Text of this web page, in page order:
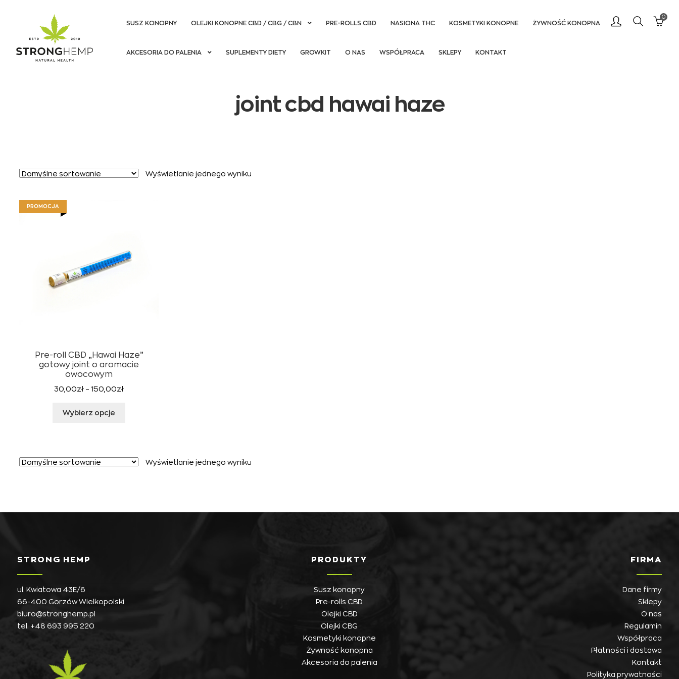
do
do
SUSZ KONOPNY OLEJKI KONOPNE CBD / CBG / CBN PRE-ROLLS CBD NASIONA THC KOSMETYKI KONOPNE ŻYWNOŚĆ KONOPNA
AKCESORIA DO PALENIA SUPLEMENTY DIETY GROWKIT O NAS WSPÓŁPRACA SKLEPY KONTAKT
0
joint cbd hawai haze
Wyświetlanie jednego wyniku
Pre-roll CBD „Hawai Haze”
gotowy joint o aromacie
owocowym
PROMOCJA
30,00zł – 150,00złZakres
Wybierz opcje
OpcjeWyświetlanie jednego wyniku
STRONG HEMP
ul. Kwiatowa 43E/6
66-400 Gorzów Wielkopolski
biuro@stronghemp.pl
tel. +48 693 995 220
PRODUKTY
Susz konopny
Pre-rolls CBD
Olejki CBD
Olejki CBG
Kosmetyki konopne
Żywność konopna
Akcesoria do palenia
FIRMA
Dane firmy
Sklepy
O nas
Regulamin
Współpraca
Płatności i dostawa
Kontakt
Polityka prywatności